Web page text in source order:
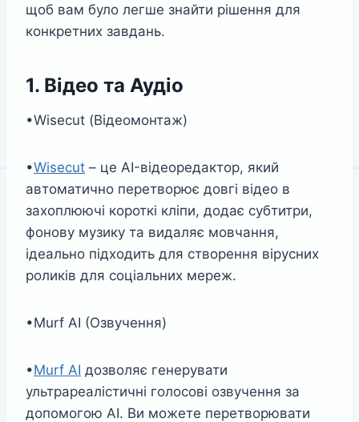
щоб вам було легше знайти рішення для
конкретних завдань.
1. Відео та Аудіо
•Wisecut (Відеомонтаж)
•Wisecut – це AI-відеоредактор, який
автоматично перетворює довгі відео в
захоплюючі короткі кліпи, додає субтитри,
фонову музику та видаляє мовчання,
ідеально підходить для створення вірусних
роликів для соціальних мереж.
•Murf AI (Озвучення)
•Murf AI дозволяє генерувати
ультрареалістичні голосові озвучення за
допомогою AI. Ви можете перетворювати